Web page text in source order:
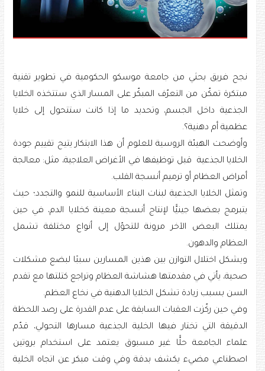
نجح فريق بحثي من جامعة موسكو الحكومية في تطوير تقنية
مبتكرة تمكّن من التعرّف المبكّر على المسار الذي ستتخذه الخلايا
الجذعية داخل الجسم، وتحديد ما إذا كانت ستتحول إلى خلايا
عظمية أم دهنية؟.
وأوضحت الهيئة الروسية للعلوم أن هذا الابتكار يتيح تقييم جودة
الخلايا الجذعية قبل توظيفها في الأغراض العلاجية، مثل: معالجة
أمراض العظام أو ترميم أنسجة القلب.
وتمثل الخلايا الجذعية لبنات البناء الأساسية للنمو والتجدد؛ حيث
يتبرمج بعضها جينيًّا لإنتاج أنسجة معينة كخلايا الدم، في حين
يمتلك البعض الآخر مرونة للتحوّل إلى أنواع مختلفة تشمل
العظام والدهون.
ويشكل اختلال التوازن بين هذين المسارين سببًا لبضع مشكلات
صحية، يأتي في مقدمتها هشاشة العظام وتراجع كتلتها مع تقدم
السن بسبب زيادة تشكل الخلايا الدهنية في نخاع العظم.
وفي حين ركّزت العقبات السابقة على عدم القدرة على رصد اللحظة
الدقيقة التي تختار فيها الخلية الجذعية مسارها التحولي، قدّم
علماء الجامعة حلًّا غير مسبوق يعتمد على استخدام بروتين
اصطناعي مضيء يكشف بدقة وفي وقت مبكر عن اتجاه الخلية